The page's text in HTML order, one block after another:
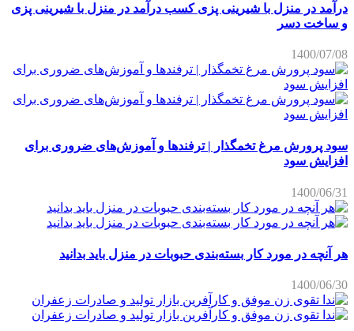
درآمد در منزل با شیرینی پزی کسب درآمد در منزل با شیرینی پزی
و ساخت دسر
1400/07/08
سود پرورش مرغ تخمگذار | ترفندها و آموزش‌های ضروری برای
افزایش سود
1400/06/31
هر آنچه در مورد کار بسته‌بندی حبوبات در منزل باید بدانید
1400/06/30